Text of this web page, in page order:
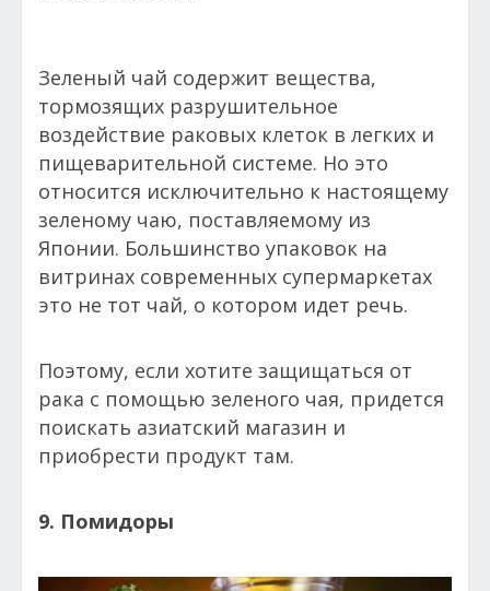
Зеленый чай содержит вещества,
тормозящих разрушительное
воздействие раковых клеток в легких и
пищеварительной системе. Но это
относится исключительно к настоящему
зеленому чаю, поставляемому из
Японии. Большинство упаковок на
витринах современных супермаркетах
это не тот чай, о котором идет речь.
Поэтому, если хотите защищаться от
рака с помощью зеленого чая, придется
поискать азиатский магазин и
приобрести продукт там.
9. Помидоры